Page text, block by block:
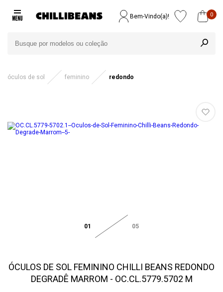
Bem-Vindo(a)! 0
óculos de sol feminino redondo
01 05
ÓCULOS DE SOL FEMININO CHILLI BEANS REDONDO
DEGRADÊ MARROM - OC.CL.5779.5702 M